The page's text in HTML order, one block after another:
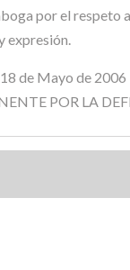
por el respeto
expresión.
de Mayo de 2006
POR LA